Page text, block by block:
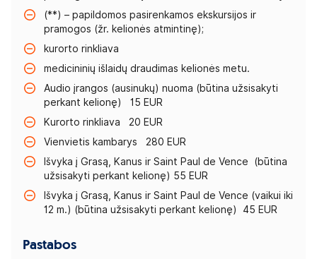
(**) – papildomos pasirenkamos ekskursijos ir
pramogos (žr. kelionės atmintinę);
kurorto rinkliava
medicininių išlaidų draudimas kelionės metu.
Audio įrangos (ausinukų) nuoma (būtina užsisakyti
perkant kelionę) 15 EUR
Kurorto rinkliava 20 EUR
Vienvietis kambarys 280 EUR
Išvyka į Grasą, Kanus ir Saint Paul de Vence (būtina
užsisakyti perkant kelionę) 55 EUR
Išvyka į Grasą, Kanus ir Saint Paul de Vence (vaikui iki
12 m.) (būtina užsisakyti perkant kelionę) 45 EUR
Pastabos